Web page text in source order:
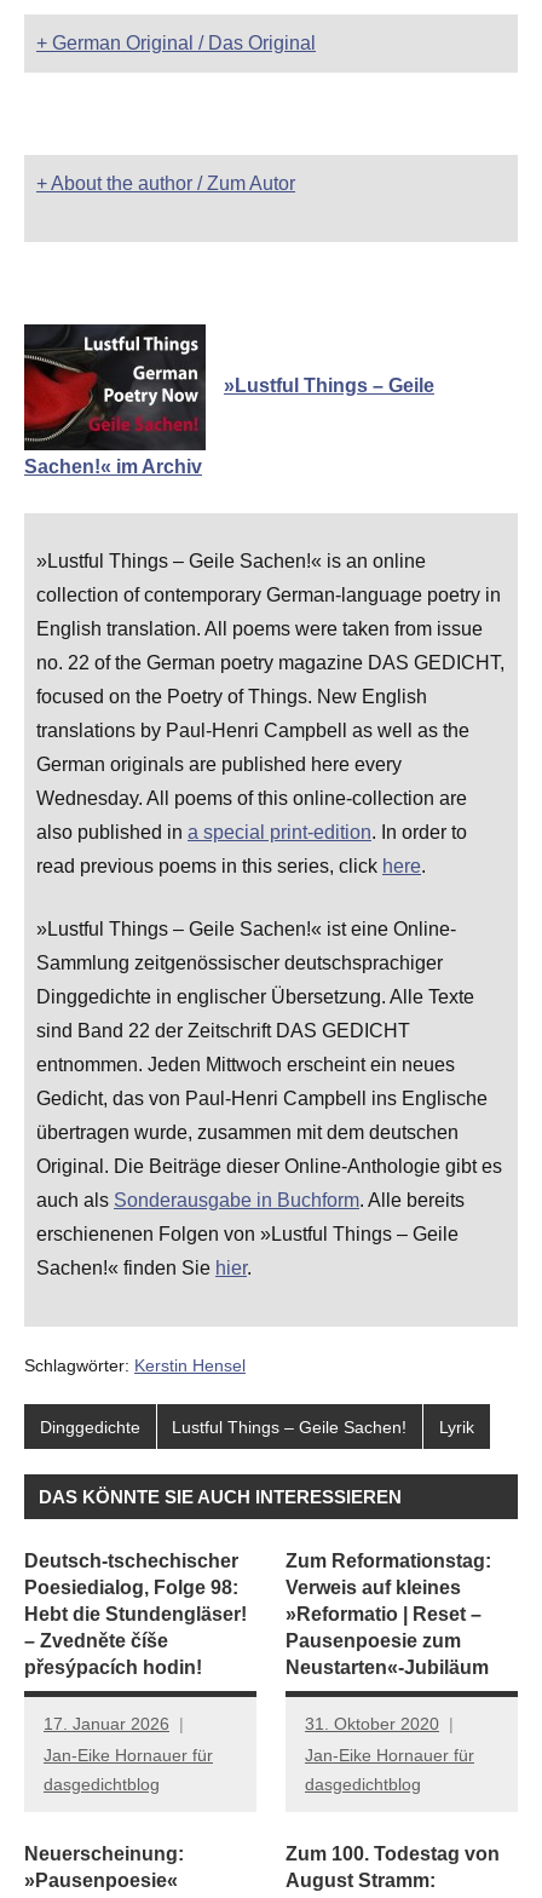
+ German Original / Das Original
+ About the author / Zum Autor
»Lustful Things – Geile
Sachen!« im Archiv
»Lustful Things – Geile Sachen!« is an online
collection of contemporary German-language poetry in
English translation. All poems were taken from issue
no. 22 of the German poetry magazine DAS GEDICHT,
focused on the Poetry of Things. New English
translations by Paul-Henri Campbell as well as the
German originals are published here every
Wednesday. All poems of this online-collection are
also published in a special print-edition. In order to
read previous poems in this series, click here.
»Lustful Things – Geile Sachen!« ist eine Online-
Sammlung zeitgenössischer deutschsprachiger
Dinggedichte in englischer Übersetzung. Alle Texte
sind Band 22 der Zeitschrift DAS GEDICHT
entnommen. Jeden Mittwoch erscheint ein neues
Gedicht, das von Paul-Henri Campbell ins Englische
übertragen wurde, zusammen mit dem deutschen
Original. Die Beiträge dieser Online-Anthologie gibt es
auch als Sonderausgabe in Buchform. Alle bereits
erschienenen Folgen von »Lustful Things – Geile
Sachen!« finden Sie hier.
Schlagwörter: Kerstin Hensel
Dinggedichte Lustful Things – Geile Sachen! Lyrik
DAS KÖNNTE SIE AUCH INTERESSIEREN
Deutsch-tschechischer
Poesiedialog, Folge 98:
Hebt die Stundengläser!
– Zvedněte číše
přesýpacích hodin!
17. Januar 2026
Jan-Eike Hornauer für
dasgedichtblog
Zum Reformationstag:
Verweis auf kleines
»Reformatio | Reset –
Pausenpoesie zum
Neustarten«-Jubiläum
31. Oktober 2020
Jan-Eike Hornauer für
dasgedichtblog
Neuerscheinung:
»Pausenpoesie«
Zum 100. Todestag von
August Stramm: